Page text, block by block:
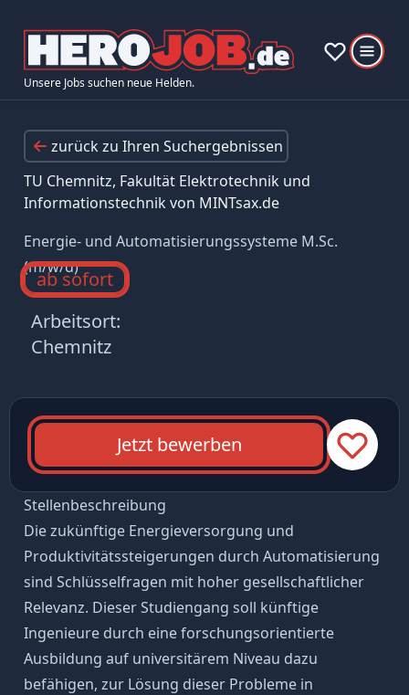
Unsere Jobs suchen neue Helden.
zurück zu Ihren Suchergebnissen
TU Chemnitz, Fakultät Elektrotechnik und
Informationstechnik von MINTsax.de
Energie- und Automatisierungssysteme M.Sc.
(m/w/d)
ab sofort
Arbeitsort:
Chemnitz
Jetzt bewerben
Stellenbeschreibung
Die zukünftige Energieversorgung und
Produktivitätssteigerungen durch Automatisierung
sind Schlüsselfragen mit hoher gesellschaftlicher
Relevanz. Dieser Studiengang soll künftige
Ingenieure durch eine forschungsorientierte
Ausbildung auf universitärem Niveau dazu
befähigen, zur Lösung dieser Probleme in